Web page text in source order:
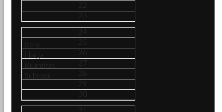
22
23
24
25
26
27
28
29
30